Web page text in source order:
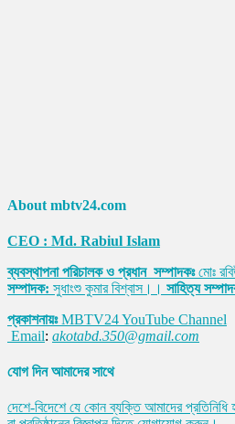
About mbtv24.com
CEO : Md. Rabiul Islam
ব্যবস্থাপনা পরিচালক ও প্রধান সম্পাদকঃমোঃ
সম্পাদক: সুধাংশু কুমার বিশ্বাস।। সাহিত্য
প্রকাশনায়ঃMBTV24 YouTube Channel
Email: akotabd.350@gmail.com
যোগ দিন আমাদের সাথে
দেশে-বিদেশে যে কোন ব্যক্তি আমাদের